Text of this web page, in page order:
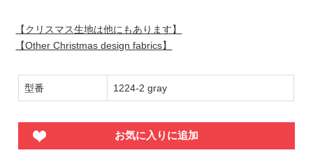
【クリスマス生地は他にもあります】
【Other Christmas design fabrics】
型番 1224-2 gray
お気に入りに追加